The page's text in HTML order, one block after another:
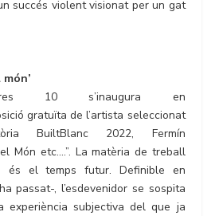
succés violent visionat per un gat
10 s’inaugura en
gratuïta de l’artista seleccionat
BuiltBlanc 2022, Fermín
Món etc.…”. La matèria de treball
és el temps futur. Definible en
passat-, l’esdevenidor se sospita
experiència subjectiva del que ja